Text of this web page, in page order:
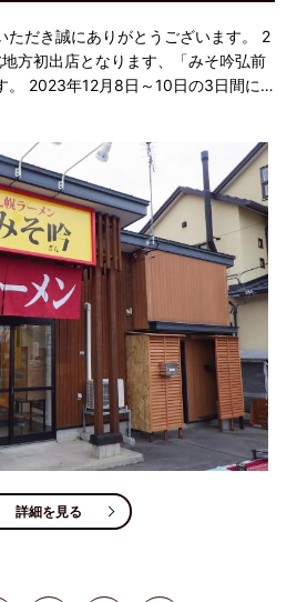
ただき誠にありがとうございます。 2
方初出店となります、「みそ吟弘前
。 2023年12月8日～10日の3日間に…
詳細を見る